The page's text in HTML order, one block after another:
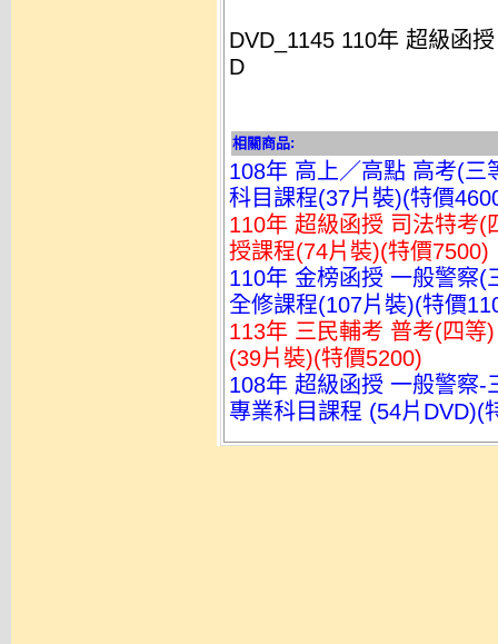
DVD_1145 110年 超級函
D
相關商品:
108年 高上／高點 高考(三
科目課程(37片裝)(特價
110年 超級函授 司法特考(
授課程(74片裝)(特價7500)
110年 金榜函授 一般警察(
全修課程(107片裝)(特價
113年 三民輔考 普考(四等
(39片裝)(特價5200)
108年 超級函授 一般警察-
專業科目課程 (54片DVD)(